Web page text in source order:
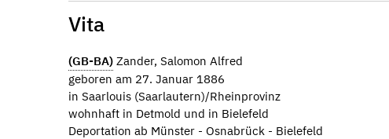
Vita
(GB-BA) Zander, Salomon Alfred
geboren am 27. Januar 1886
in Saarlouis (Saarlautern)/Rheinprovinz
wohnhaft in Detmold und in Bielefeld
Deportation ab Münster - Osnabrück - Bielefeld